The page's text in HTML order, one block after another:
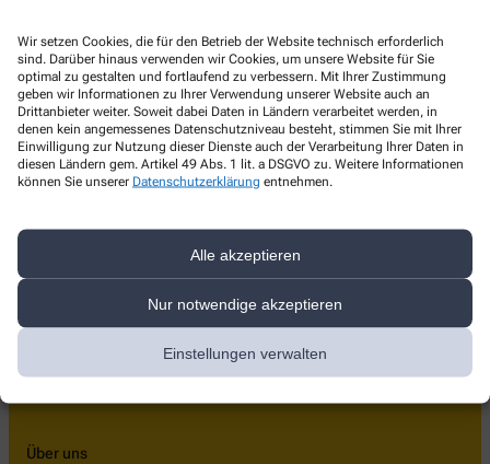
Wir setzen Cookies, die für den Betrieb der Website technisch erforderlich
sind. Darüber hinaus verwenden wir Cookies, um unsere Website für Sie
optimal zu gestalten und fortlaufend zu verbessern. Mit Ihrer Zustimmung
geben wir Informationen zu Ihrer Verwendung unserer Website auch an
Drittanbieter weiter. Soweit dabei Daten in Ländern verarbeitet werden, in
denen kein angemessenes Datenschutzniveau besteht, stimmen Sie mit Ihrer
Einwilligung zur Nutzung dieser Dienste auch der Verarbeitung Ihrer Daten in
diesen Ländern gem. Artikel 49 Abs. 1 lit. a DSGVO zu. Weitere Informationen
können Sie unserer Datenschutzerklärung entnehmen.
Alle akzeptieren
Nur notwendige akzeptieren
Einstellungen verwalten
Kontakt
Sonnen-Apotheke
+49-841/1 42 69 02
info@sonnenapotheke-ingolstadt.de
Über uns